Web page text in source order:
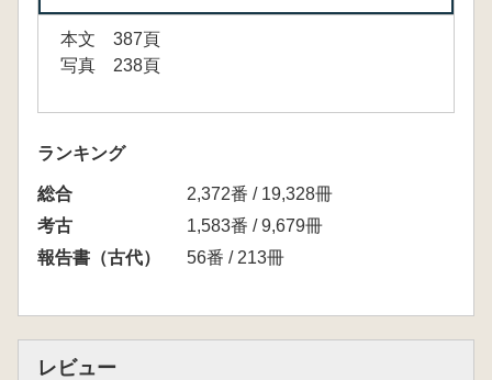
本文 387頁
写真 238頁
ランキング
総合
2,372番 / 19,328冊
考古
1,583番 / 9,679冊
報告書（古代）
56番 / 213冊
レビュー